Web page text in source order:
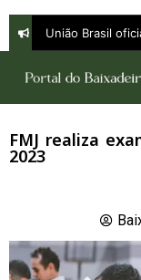
FMJ realiza
2023